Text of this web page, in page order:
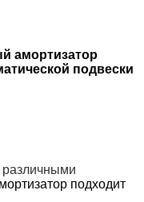
амортизатор
подвески
подходит